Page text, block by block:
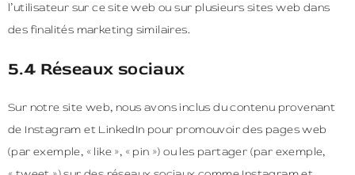
l’utilisateur sur ce site web ou sur plusieurs sites web dans
des finalités marketing similaires.
5.4 Réseaux sociaux
Sur notre site web, nous avons inclus du contenu provenant
de Instagram et LinkedIn pour promouvoir des pages web
(par exemple, « like », « pin ») ou les partager (par exemple,